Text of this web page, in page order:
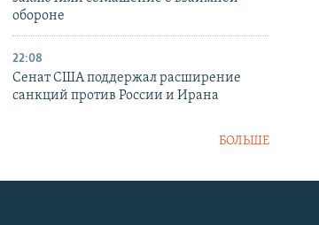
обороне
22:08
Сенат США поддержал расширение
санкций против России и Ирана
БОЛЬШЕ